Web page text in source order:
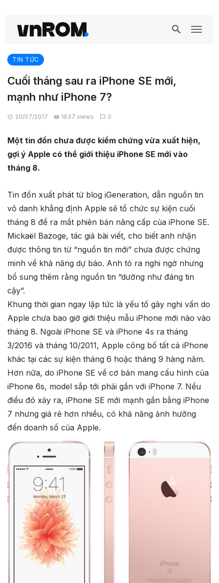
TIN TỨC
Cuối tháng sau ra iPhone SE mới,
mạnh như iPhone 7?
20/07/2017 1637 views 0
Một tin đồn chưa được kiểm chứng vừa xuất hiện,
gợi ý Apple có thể giới thiệu iPhone SE mới vào
tháng 8.
Tin đồn xuất phát từ blog iGeneration, dẫn nguồn tin
vô danh khẳng định Apple sẽ tổ chức sự kiện cuối
tháng 8 để ra mắt phiên bản nâng cấp của iPhone SE.
Mickaël Bazoge, tác giả bài viết, cho biết anh nhận
được thông tin từ “nguồn tin mới” chưa được chứng
minh về khả năng dự báo. Anh tỏ ra nghi ngờ nhưng
bổ sung thêm rằng nguồn tin “dường như đáng tin
cậy”.
Khung thời gian ngay lập tức là yếu tố gây nghi vấn do
Apple chưa bao giờ giới thiệu mẫu iPhone mới nào vào
tháng 8. Ngoài iPhone SE và iPhone 4s ra tháng
3/2016 và tháng 10/2011, Apple công bố tất cả iPhone
khác tại các sự kiện tháng 6 hoặc tháng 9 hàng năm.
Hơn nữa, do iPhone SE về cơ bản mang cấu hình của
iPhone 6s, model sắp tới phải gần với iPhone 7. Nếu
điều đó xảy ra, iPhone SE mới mạnh gần bằng iPhone
7 nhưng giá rẻ hơn nhiều, có khả năng ảnh hưởng
đến doanh số của Apple.